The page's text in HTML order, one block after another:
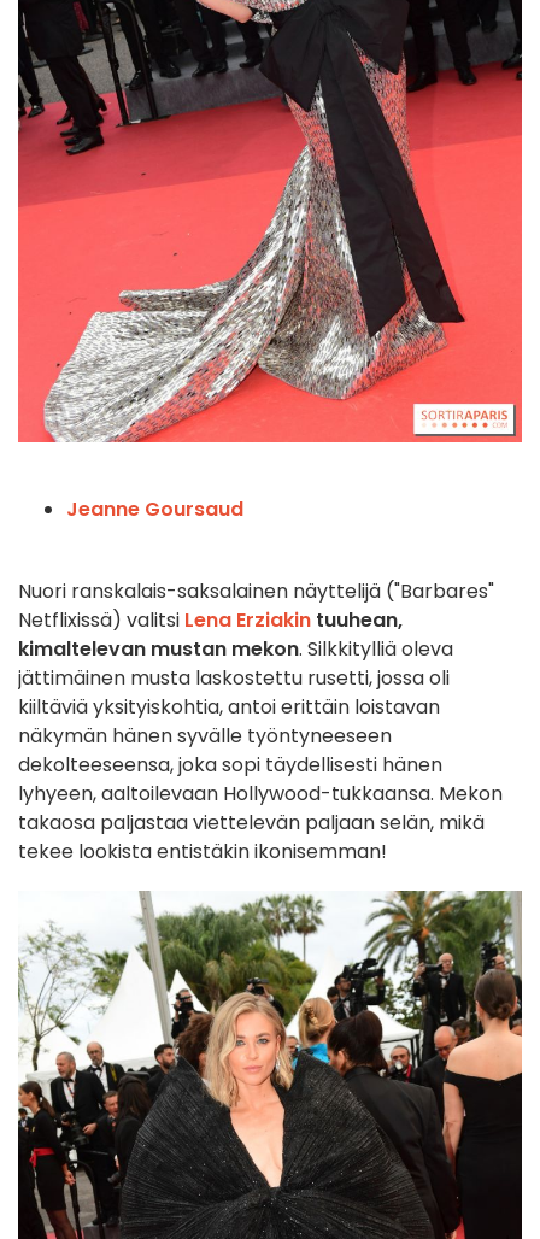
Jeanne Goursaud
Nuori ranskalais-saksalainen näyttelijä ("Barbares"
Netflixissä) valitsi Lena Erziakin tuuhean,
kimaltelevan mustan mekon. Silkkitylliä oleva
jättimäinen musta laskostettu rusetti, jossa oli
kiiltäviä yksityiskohtia, antoi erittäin loistavan
näkymän hänen syvälle työntyneeseen
dekolteeseensa, joka sopi täydellisesti hänen
lyhyeen, aaltoilevaan Hollywood-tukkaansa. Mekon
takaosa paljastaa viettelevän paljaan selän, mikä
tekee lookista entistäkin ikonisemman!